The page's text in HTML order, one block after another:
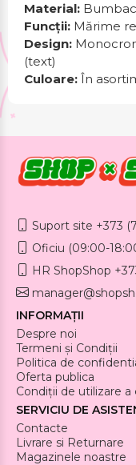
Material: Bumbac
Funcții: Mărime
Design:
(text)
Culoare: În
Suport site +373
Oficiu (09:00-
HR ShopShop
INFORMAȚII
Despre noi
Termeni și Condiții
Politica de
Oferta publica
Condiții de utilizare
SERVICIU DE
Contacte
Livrare si Returnare
Magazinele noastre